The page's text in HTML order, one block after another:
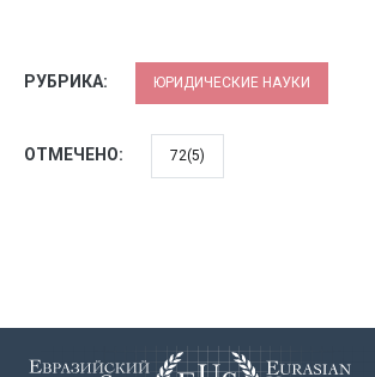
РУБРИКА: ЮРИДИЧЕСКИЕ НАУКИ
ОТМЕЧЕНО: 72(5)